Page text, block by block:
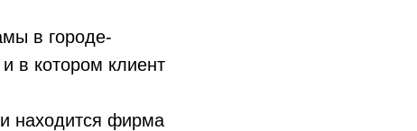
в городе-
в котором клиент
находится фирма